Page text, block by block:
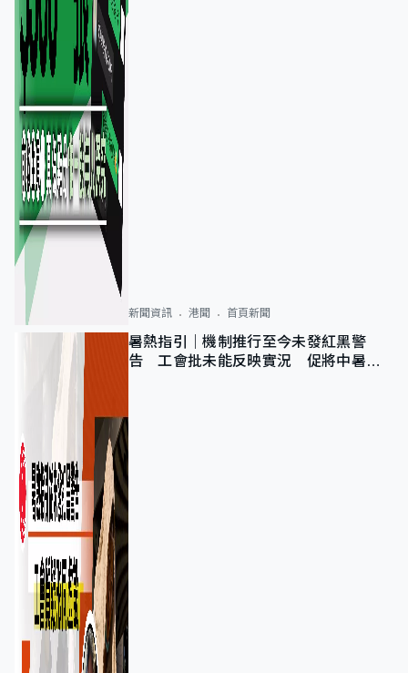
新聞資訊 港聞 首頁新聞
暑熱指引｜機制推行至今未發紅黑警
告 工會批未能反映實況 促將中暑列